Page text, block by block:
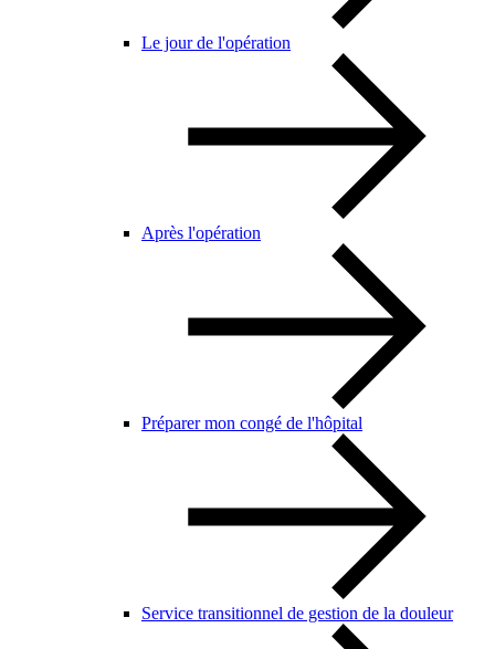
Le jour de l'opération
Après l'opération
Préparer mon congé de l'hôpital
Service transitionnel de gestion de la douleur